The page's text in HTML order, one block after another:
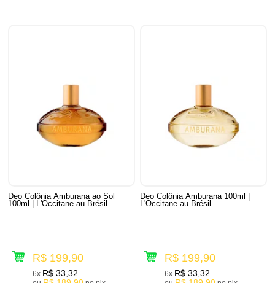
Deo Colônia Amburana ao Sol
100ml | L'Occitane au Brésil
R$ 199,90
6x R$ 33,32
Deo Colônia Amburana 100ml |
L'Occitane au Brésil
R$ 199,90
6x R$ 33,32